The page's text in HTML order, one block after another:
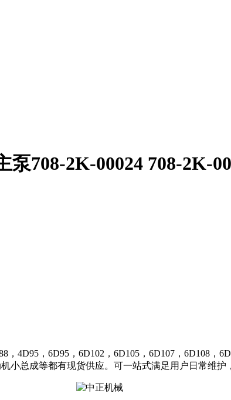
708-2K-00024 708-2K-
4D95，6D95，6D102，6D105，6D107，6D108，
小总成等都有现货供应。可一站式满足用户日常维